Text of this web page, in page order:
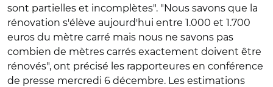
sont partielles et incomplètes". "Nous savons que la
rénovation s'élève aujourd'hui entre 1.000 et 1.700
euros du mètre carré mais nous ne savons pas
combien de mètres carrés exactement doivent être
rénovés", ont précisé les rapporteures en conférence
de presse mercredi 6 décembre. Les estimations